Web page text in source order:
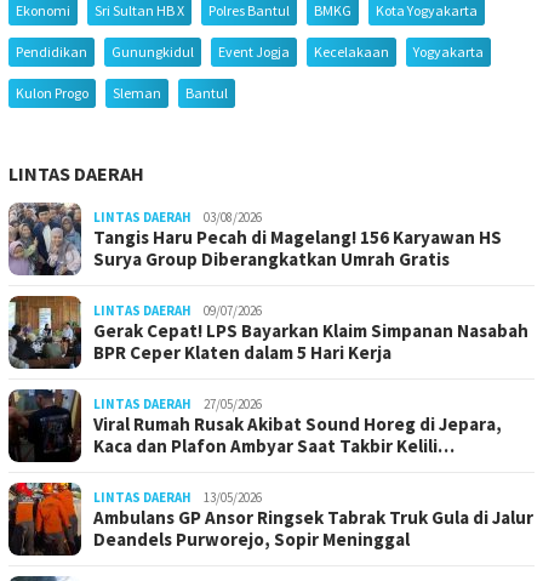
Ekonomi Sri Sultan HB X Polres Bantul BMKG Kota Yogyakarta
Pendidikan Gunungkidul Event Jogja Kecelakaan Yogyakarta
Kulon Progo Sleman Bantul
LINTAS DAERAH
LINTAS DAERAH 03/08/2026
Tangis Haru Pecah di Magelang! 156 Karyawan HS
Surya Group Diberangkatkan Umrah Gratis
LINTAS DAERAH 09/07/2026
Gerak Cepat! LPS Bayarkan Klaim Simpanan Nasabah
BPR Ceper Klaten dalam 5 Hari Kerja
LINTAS DAERAH 27/05/2026
Viral Rumah Rusak Akibat Sound Horeg di Jepara,
Kaca dan Plafon Ambyar Saat Takbir Kelili…
LINTAS DAERAH 13/05/2026
Ambulans GP Ansor Ringsek Tabrak Truk Gula di Jalur
Deandels Purworejo, Sopir Meninggal